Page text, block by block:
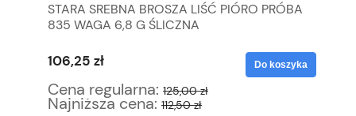
STARA SREBNA BROSZA LIŚĆ PIÓRO PRÓBA
835 WAGA 6,8 G ŚLICZNA
106,25 zł
Cena regularna: 125,00 zł
Najniższa cena: 112,50 zł
Do koszyka